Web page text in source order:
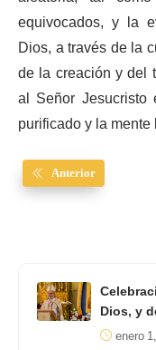
equivocados, y la
Dios, a través de la
de la creación y del
al Señor
purificado y la
Anterior
Dios, y
enero